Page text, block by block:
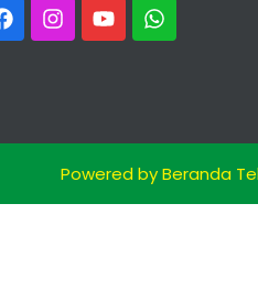
Powered by Beranda